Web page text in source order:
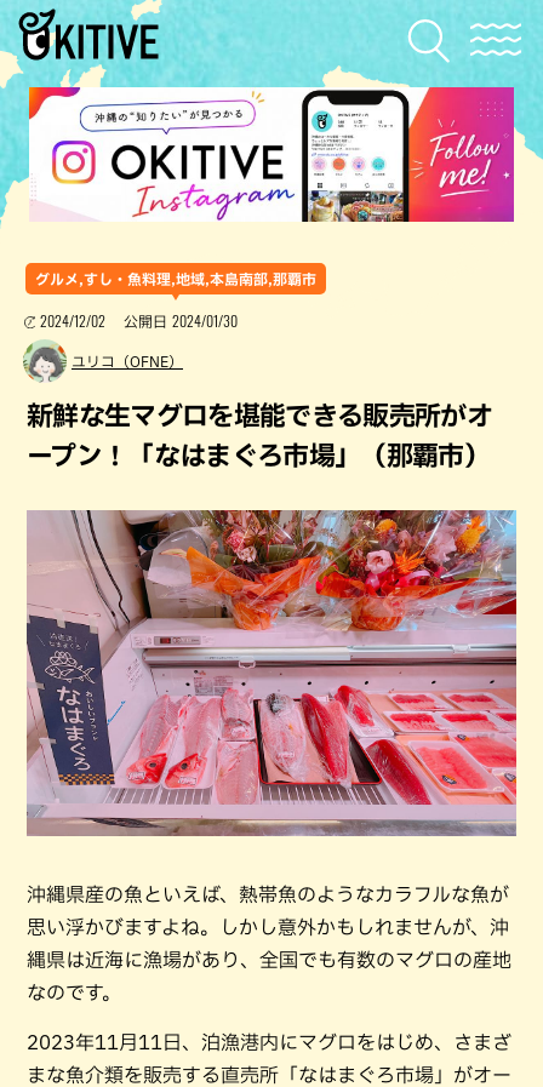
グルメ,すし・魚料理,地域,本島南部,那覇市
2024/12/02 公開日 2024/01/30
ユリコ（OFNE）
新鮮な生マグロを堪能できる販売所がオ
ープン！「なはまぐろ市場」（那覇市）
沖縄県産の魚といえば、熱帯魚のようなカラフルな魚が
思い浮かびますよね。しかし意外かもしれませんが、沖
縄県は近海に漁場があり、全国でも有数のマグロの産地
なのです。
2023年11月11日、泊漁港内にマグロをはじめ、さまざ
まな魚介類を販売する直売所「なはまぐろ市場」がオー